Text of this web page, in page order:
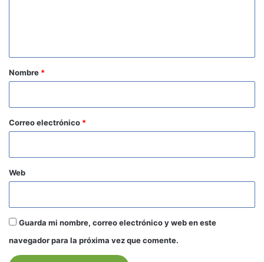
r
*
Nombre *
Correo electrónico *
Web
Guarda mi nombre, correo electrónico y web en este
navegador para la próxima vez que comente.